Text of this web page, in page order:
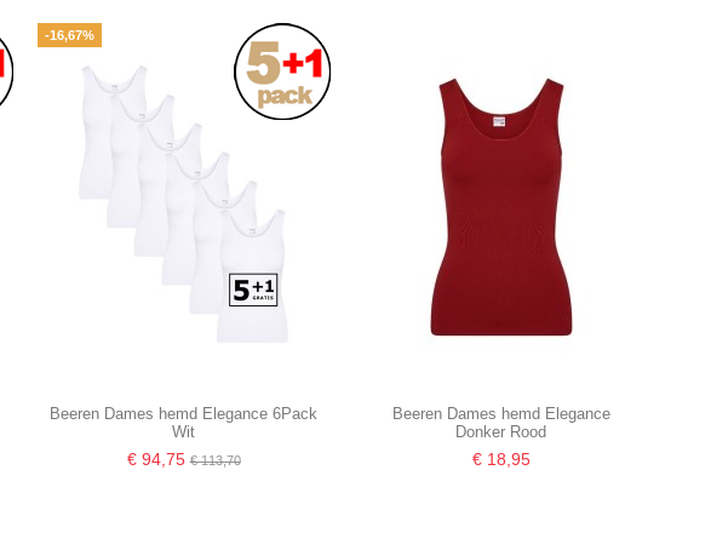
-16,67%
Beeren Dames hemd Elegance 6Pack
Wit
€ 94,75€ 113,70
Beeren Dames hemd Elegance
Donker Rood
€ 18,95